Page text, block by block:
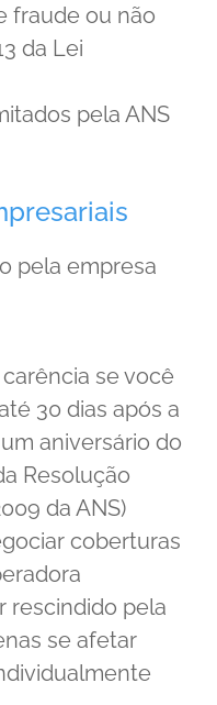
fraude ou não
da Lei
pela ANS
pela empresa
se você
30 dias após a
aniversário do
Resolução
da ANS)
coberturas
rescindido pela
se afetar